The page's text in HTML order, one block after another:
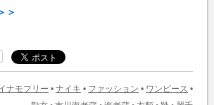
＞
ナモフリー • ナイキ • ファッション • ワンピース •